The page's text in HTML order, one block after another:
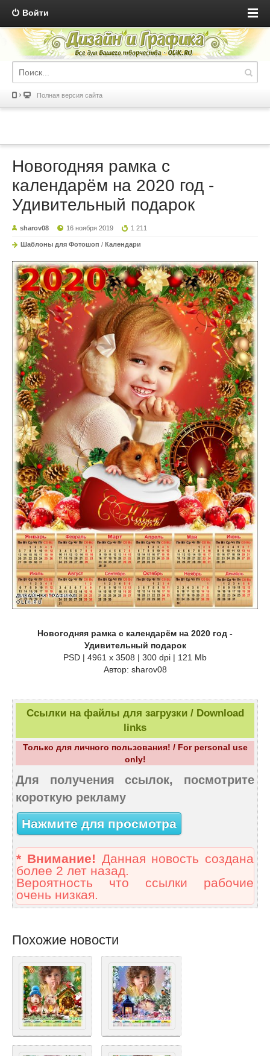
Войти
Полная версия сайта
Новогодняя рамка с
календарём на 2020 год -
Удивительный подарок
sharov08 16 ноября 2019 1 211
Шаблоны для Фотошоп / Календари
Новогодняя рамка с календарём на 2020 год -
Удивительный подарок
PSD | 4961 х 3508 | 300 dpi | 121 Mb
Автор: sharov08
Ссылки на файлы для загрузки / Download
links
Только для личного пользования! / For personal use
only!
Для получения ссылок, посмотрите
короткую рекламу
Нажмите для просмотра
* Внимание! Данная новость создана
более 2 лет назад.
Вероятность что ссылки рабочие
очень низкая.
Похожие новости